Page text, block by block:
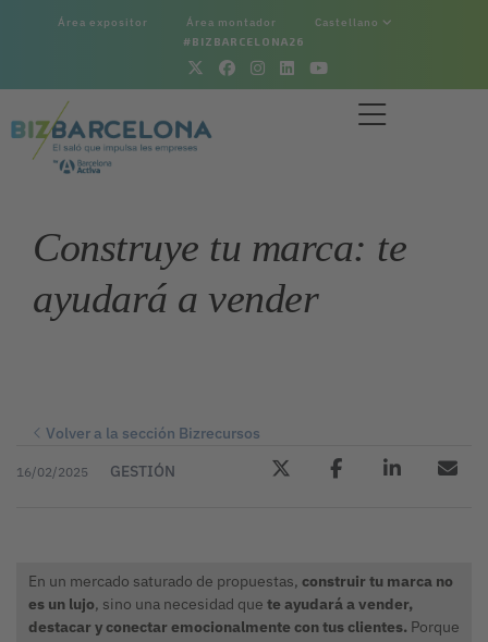
Área expositor Área montador Castellano
#BIZBARCELONA26
Construye tu marca: te
ayudará a vender
Volver a la sección Bizrecursos
16/02/2025 GESTIÓN
En un mercado saturado de propuestas, construir tu marca no
es un lujo, sino una necesidad que te ayudará a vender,
destacar y conectar emocionalmente con tus clientes. Porque